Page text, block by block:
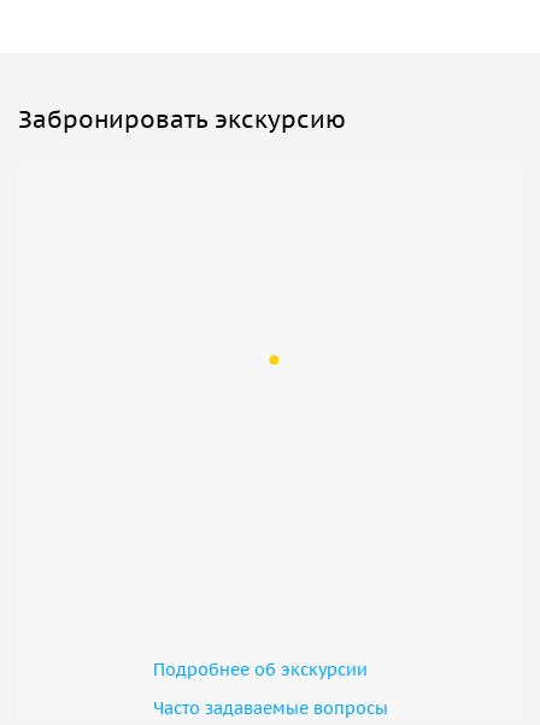
Забронировать экскурсию
Подробнее об экскурсии
Часто задаваемые вопросы